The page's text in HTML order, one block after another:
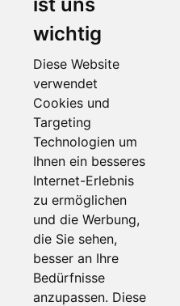
wichtig
Diese Website
verwendet
Cookies und
Targeting
Technologien um
Ihnen ein besseres
Internet-Erlebnis
zu ermöglichen
und die Werbung,
die Sie sehen,
besser an Ihre
Bedürfnisse
anzupassen. Diese